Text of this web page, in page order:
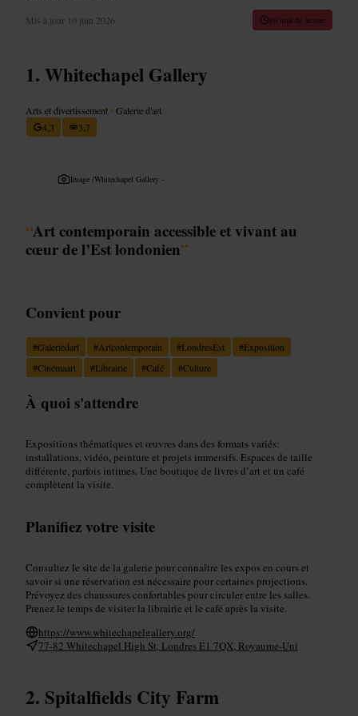
Mis à jour 10 juin 2026 10 min de lecture
Whitechapel Gallery
Arts et divertissement •Galerie d'art
4,3
3,7
Image /Whitechapel Gallery -
“Art contemporain accessible et vivant au
cœur de l’Est londonien”
Convient pour
#Galeriedart #Artcontemporain #LondresEst #Exposition
#Cinémaart #Librairie #Café #Culture
À quoi s'attendre
Expositions thématiques et œuvres dans des formats variés:
installations, vidéo, peinture et projets immersifs. Espaces de taille
différente, parfois intimes. Une boutique de livres d’art et un café
complètent la visite.
Planifiez votre visite
Consultez le site de la galerie pour connaître les expos en cours et
savoir si une réservation est nécessaire pour certaines projections.
Prévoyez des chaussures confortables pour circuler entre les salles.
Prenez le temps de visiter la librairie et le café après la visite.
https://www.whitechapelgallery.org/
77-82 Whitechapel High St, Londres E1 7QX, Royaume-Uni
Spitalfields City Farm